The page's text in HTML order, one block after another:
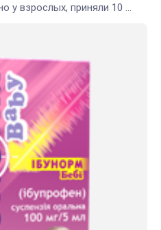
у взрослых, приняли 10 ...